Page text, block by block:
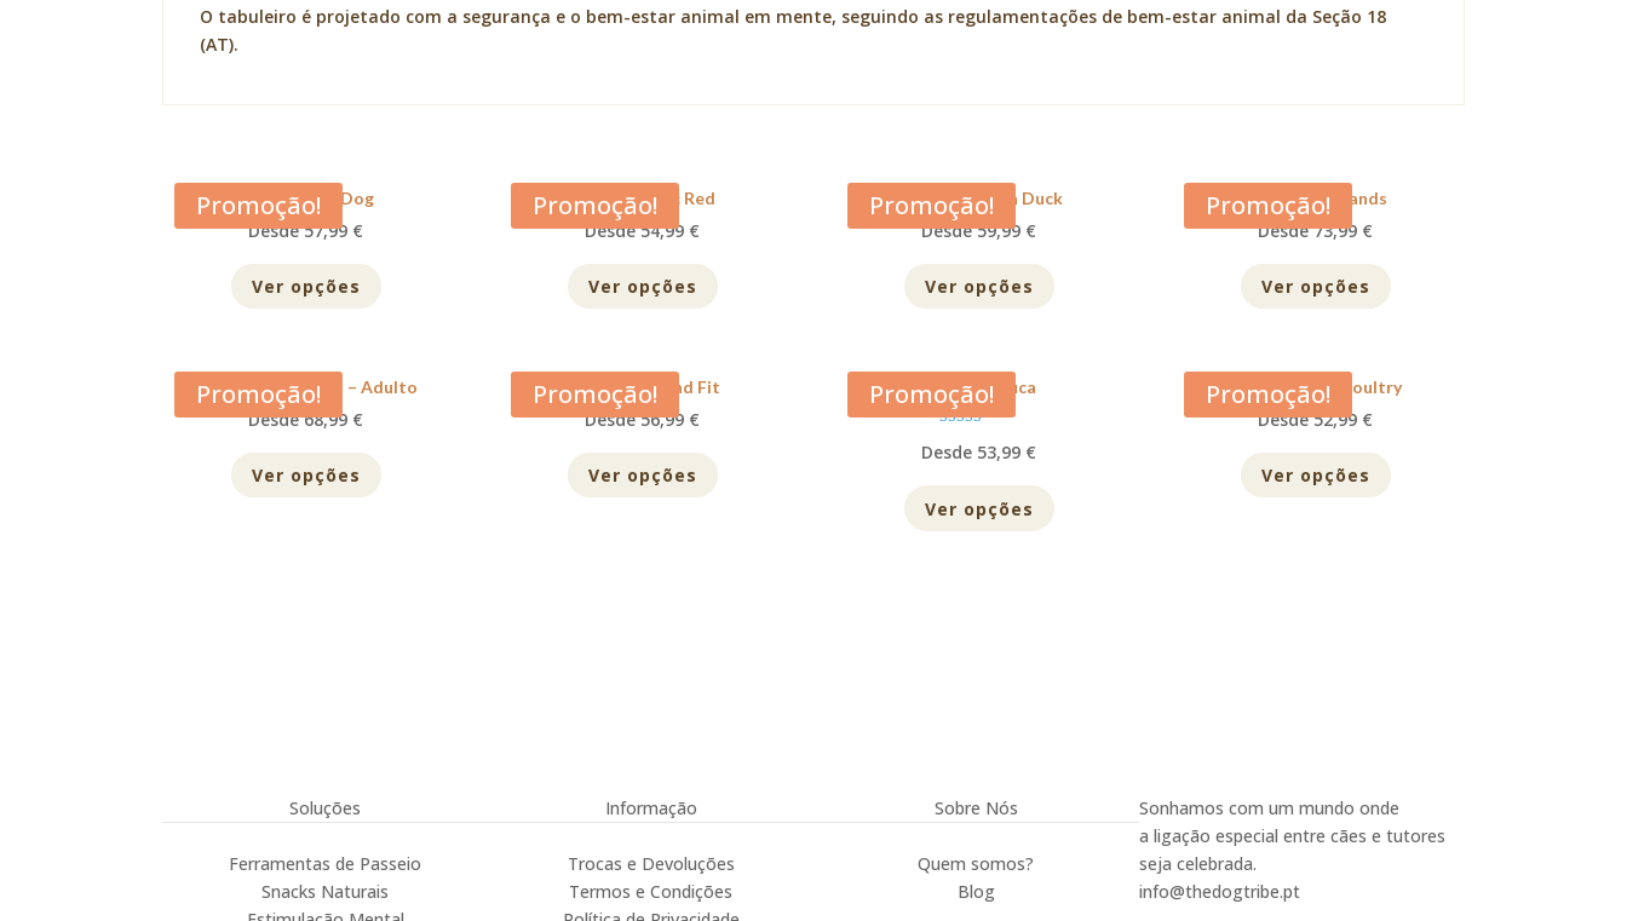
O tabuleiro é projetado com a segurança e o bem-estar animal em mente, seguindo as regulamentações de bem-estar animal da Seção 18
(AT).
Promoção!
Acana Adult Dog
Desde 57,99 €
Ver opções
Promoção!
Acana Classic Red
Desde 54,99 €
Ver opções
Promoção!
Acana Free Run Duck
Desde 59,99 €
Ver opções
Promoção!
Acana Grasslands
Desde 73,99 €
Ver opções
Promoção!
Acana Large Breed – Adulto
Desde 68,99 €
Ver opções
Promoção!
Acana Light and Fit
Desde 56,99 €
Ver opções
Promoção!
Acana Pacifica
5.00
Desde 53,99 €
Ver opções
Promoção!
Acana Prairie Poultry
Desde 52,99 €
Ver opções
Soluções
Ferramentas de Passeio
Snacks Naturais
Informação
Trocas e Devoluções
Termos e Condições
Sobre Nós
Quem somos?
Blog
Sonhamos com um mundo onde
a ligação especial entre cães e tutores
seja celebrada.
info@thedogtribe.pt